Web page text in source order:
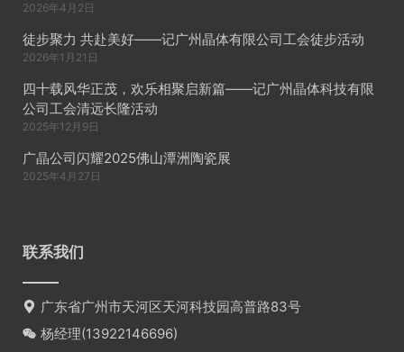
2026年4月2日
徒步聚力 共赴美好——记广州晶体有限公司工会徒步活动
2026年1月21日
四十载风华正茂，欢乐相聚启新篇——记广州晶体科技有限
公司工会清远长隆活动
2025年12月9日
广晶公司闪耀2025佛山潭洲陶瓷展
2025年4月27日
联系我们
广东省广州市天河区天河科技园高普路83号
杨经理(13922146696)